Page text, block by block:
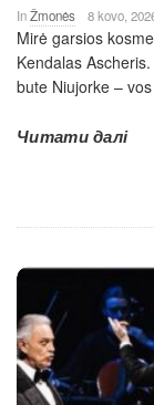
InŽmonės 8 kovo,
Mirė garsios
Kendalas
bute Niujorke –
Читати далі